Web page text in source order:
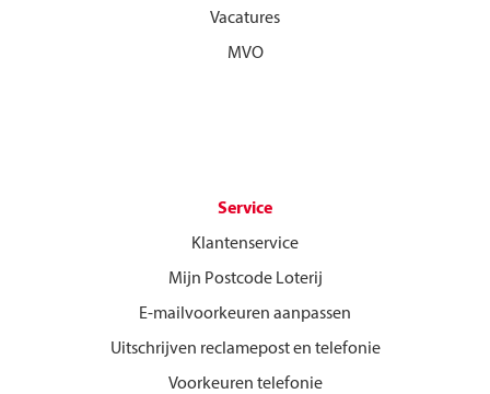
Vacatures
MVO
Service
Klantenservice
Mijn Postcode Loterij
E-mailvoorkeuren aanpassen
Uitschrijven reclamepost en telefonie
Voorkeuren telefonie